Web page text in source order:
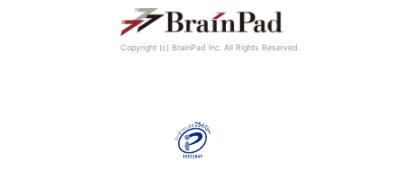
Copyright (c) BrainPad lnc. All Rights Reserved.